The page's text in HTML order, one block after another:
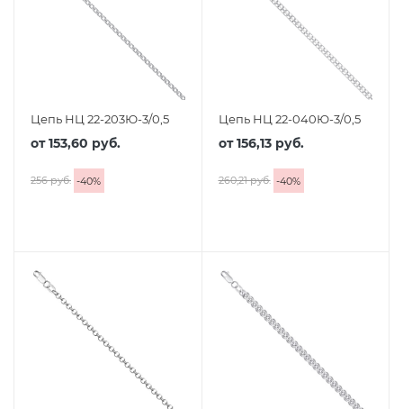
Цепь НЦ 22-203Ю-3/0,5
от153,60 руб.
256 руб. -40%
Цепь НЦ 22-040Ю-3/0,5
от156,13 руб.
260,21 руб. -40%